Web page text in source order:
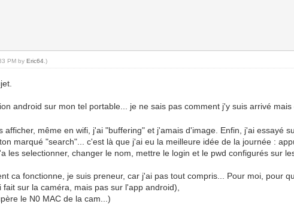
PM byEric64 .)
android sur mon tel portable... je ne sais pas comment j'y suis arrivé
même en wifi, j'ai "buffering" et j'amais d'image. Enfin, j'ai essayé
marqué "search"... c'est là que j'ai eu la meilleure idée de la journée :
les selectionner, changer le nom, mettre le login et le pwd configurés sur
ca fonctionne, je suis preneur, car j'ai pas tout compris... Pour moi, pour
sur la caméra, mais pas sur l'app android),
le N0 MAC de la cam...)